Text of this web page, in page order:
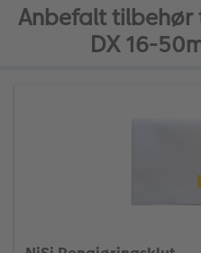
Anbefalt tilbehør
DX 16-